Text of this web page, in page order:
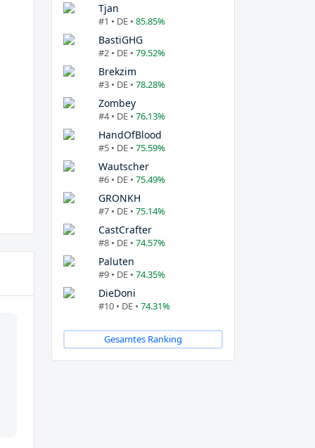
Tjan
#1 • DE • 85.85%
BastiGHG
#2 • DE • 79.52%
Brekzim
#3 • DE • 78.28%
Zombey
#4 • DE • 76.13%
HandOfBlood
#5 • DE • 75.59%
Wautscher
#6 • DE • 75.49%
GRONKH
#7 • DE • 75.14%
CastCrafter
#8 • DE • 74.57%
Paluten
#9 • DE • 74.35%
DieDoni
#10 • DE • 74.31%
Gesamtes Ranking